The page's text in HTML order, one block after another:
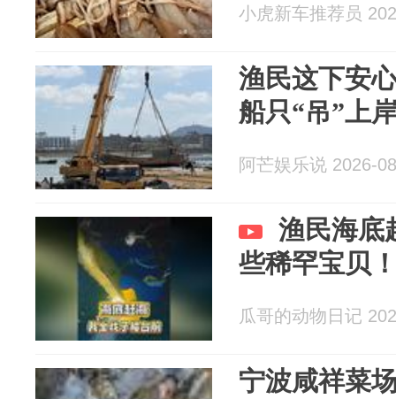
小虎新车推荐员
渔民这下安
船只“吊”上
阿芒娱乐说 2026-
渔民海底
些稀罕宝贝
瓜哥的动物日记
宁波咸祥菜